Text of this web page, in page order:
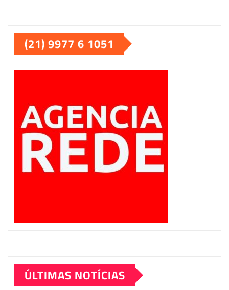
(21) 9977 6 1051
ÚLTIMAS NOTÍCIAS